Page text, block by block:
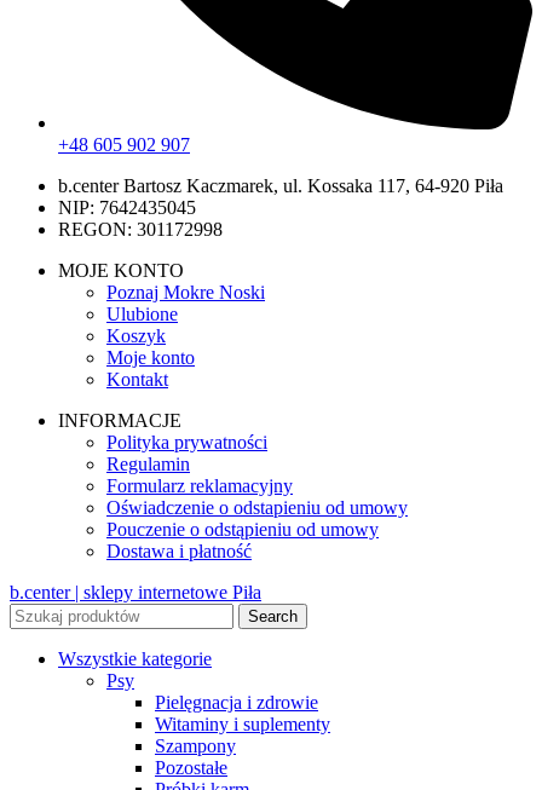
+48 605 902 907
b.center Bartosz Kaczmarek, ul. Kossaka 117, 64-920 Piła
NIP: 7642435045
REGON: 301172998
MOJE KONTO
Poznaj Mokre Noski
Ulubione
Koszyk
Moje konto
Kontakt
INFORMACJE
Polityka prywatności
Regulamin
Formularz reklamacyjny
Oświadczenie o odstapieniu od umowy
Pouczenie o odstąpieniu od umowy
Dostawa i płatność
b.center | sklepy internetowe Piła
Search
Wszystkie kategorie
Psy
Pielęgnacja i zdrowie
Witaminy i suplementy
Szampony
Pozostałe